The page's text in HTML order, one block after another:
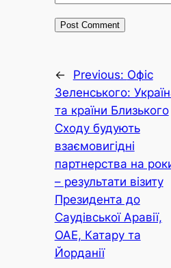
← Previous: Офіс
Зеленського:
та країни Близького
Сходу будують
взаємовигідні
партнерства на
– результати візиту
Президента до
Саудівської Аравії,
ОАЕ, Катару та
Йорданії